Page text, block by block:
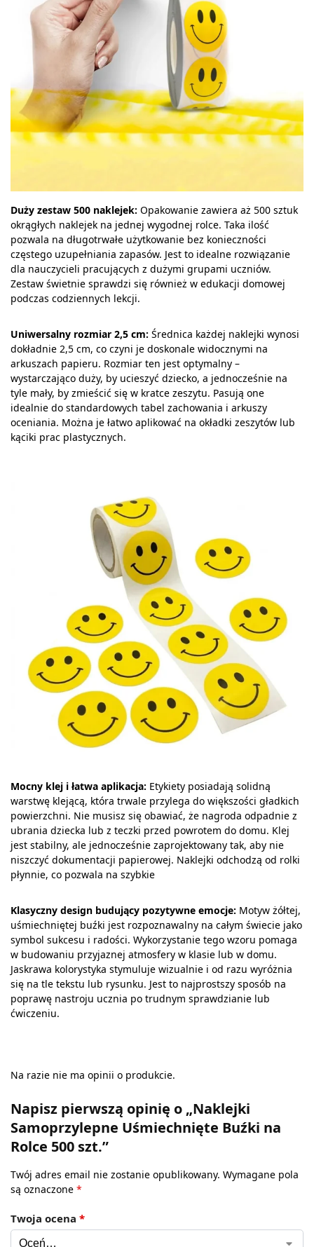
Duży zestaw 500 naklejek: Opakowanie zawiera aż 500 sztuk
okrągłych naklejek na jednej wygodnej rolce. Taka ilość
pozwala na długotrwałe użytkowanie bez konieczności
częstego uzupełniania zapasów. Jest to idealne rozwiązanie
dla nauczycieli pracujących z dużymi grupami uczniów.
Zestaw świetnie sprawdzi się również w edukacji domowej
podczas codziennych lekcji.
Uniwersalny rozmiar 2,5 cm: Średnica każdej naklejki wynosi
dokładnie 2,5 cm, co czyni je doskonale widocznymi na
arkuszach papieru. Rozmiar ten jest optymalny –
wystarczająco duży, by ucieszyć dziecko, a jednocześnie na
tyle mały, by zmieścić się w kratce zeszytu. Pasują one
idealnie do standardowych tabel zachowania i arkuszy
oceniania. Można je łatwo aplikować na okładki zeszytów lub
kąciki prac plastycznych.
Mocny klej i łatwa aplikacja: Etykiety posiadają solidną
warstwę klejącą, która trwale przylega do większości gładkich
powierzchni. Nie musisz się obawiać, że nagroda odpadnie z
ubrania dziecka lub z teczki przed powrotem do domu. Klej
jest stabilny, ale jednocześnie zaprojektowany tak, aby nie
niszczyć dokumentacji papierowej. Naklejki odchodzą od rolki
płynnie, co pozwala na szybkie
Klasyczny design budujący pozytywne emocje: Motyw żółtej,
uśmiechniętej buźki jest rozpoznawalny na całym świecie jako
symbol sukcesu i radości. Wykorzystanie tego wzoru pomaga
w budowaniu przyjaznej atmosfery w klasie lub w domu.
Jaskrawa kolorystyka stymuluje wizualnie i od razu wyróżnia
się na tle tekstu lub rysunku. Jest to najprostszy sposób na
poprawę nastroju ucznia po trudnym sprawdzianie lub
ćwiczeniu.
Na razie nie ma opinii o produkcie.
Napisz pierwszą opinię o „Naklejki
Samoprzylepne Uśmiechnięte Buźki na
Rolce 500 szt.”
Twój adres email nie zostanie opublikowany. Wymagane pola
są oznaczone *
Twoja ocena *